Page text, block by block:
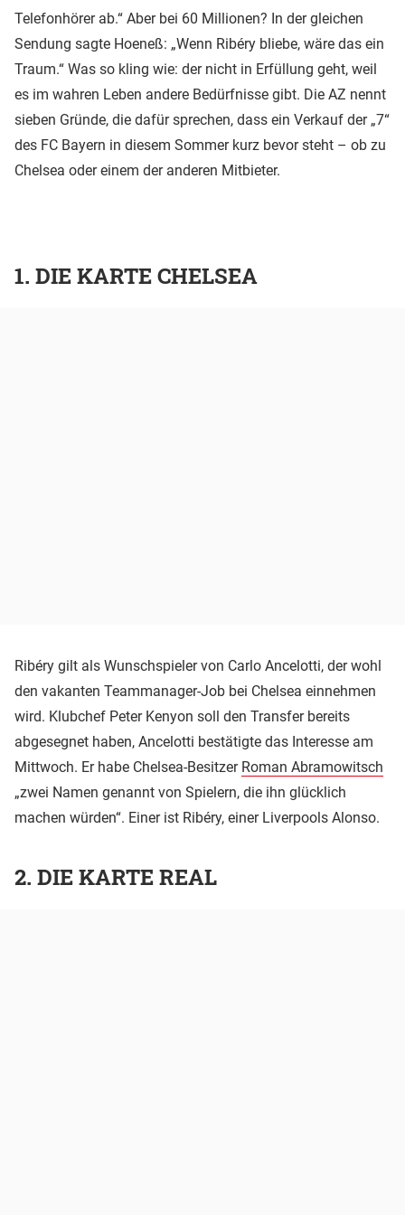
Telefonhörer ab.“ Aber bei 60 Millionen? In der gleichen
Sendung sagte Hoeneß: „Wenn Ribéry bliebe, wäre das ein
Traum.“ Was so kling wie: der nicht in Erfüllung geht, weil
es im wahren Leben andere Bedürfnisse gibt. Die AZ nennt
sieben Gründe, die dafür sprechen, dass ein Verkauf der „7“
des FC Bayern in diesem Sommer kurz bevor steht – ob zu
Chelsea oder einem der anderen Mitbieter.
1. DIE KARTE CHELSEA
Ribéry gilt als Wunschspieler von Carlo Ancelotti, der wohl
den vakanten Teammanager-Job bei Chelsea einnehmen
wird. Klubchef Peter Kenyon soll den Transfer bereits
abgesegnet haben, Ancelotti bestätigte das Interesse am
Mittwoch. Er habe Chelsea-Besitzer Roman Abramowitsch
„zwei Namen genannt von Spielern, die ihn glücklich
machen würden“. Einer ist Ribéry, einer Liverpools Alonso.
2. DIE KARTE REAL